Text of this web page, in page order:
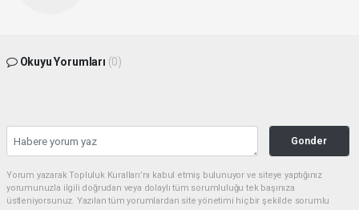
Okuyu Yorumları (0)
Gonder
Yorum yazarak Topluluk Kuralları’nı kabul etmiş bulunuyor ve siteye yaptığınız
yorumunuzla ilgili doğrudan veya dolaylı tüm sorumluluğu tek başınıza
üstleniyorsunuz. Yazılan tüm yorumlardan site yönetimi hiçbir şekilde sorumlu